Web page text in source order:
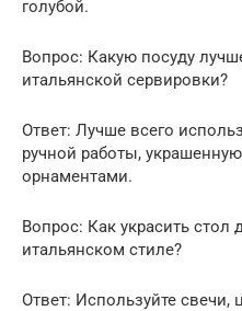
голубой.
Вопрос: Какую посуду
итальянской сервировки?
Ответ: Лучше всего
ручной работы,
орнаментами.
Вопрос: Как украсить стол
итальянском стиле?
Ответ: Используйте